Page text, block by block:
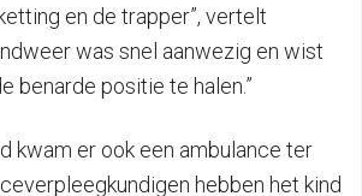
en de trapper”, vertelt
was snel aanwezig en wist
benarde positie te halen.”
kwam er ook een ambulance ter
hebben het kind